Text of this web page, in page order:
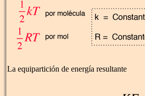
La equipartición de energía resultante